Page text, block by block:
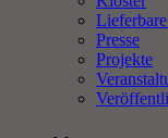
Presse
Projekte